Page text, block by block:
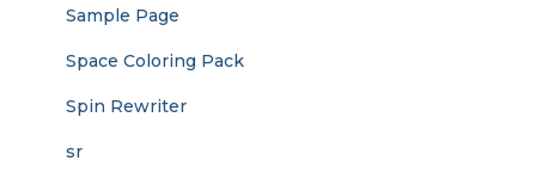
Sample Page
Space Coloring Pack
Spin Rewriter
sr